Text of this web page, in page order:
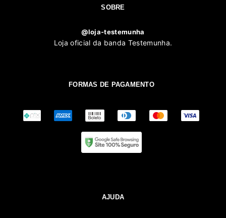
SOBRE
@loja-testemunha
Loja oficial da banda Testemunha.
FORMAS DE PAGAMENTO
AJUDA